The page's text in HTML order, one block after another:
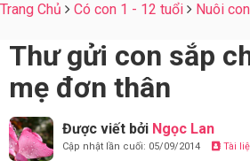
Trang Chủ Có con 1 - 12 tuổi Nuôi
Thư gửi con sắp
mẹ đơn thân
Được viết bởi Ngọc Lan
Cập nhật lần cuối: 05/09/2014 Tài